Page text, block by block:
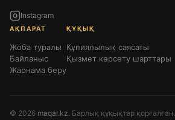
Instagram
АҚПАРАТ
Жоба туралы
Байланыс
Жарнама беру
ҚҰҚЫҚ
Құпиялылық саясаты
Қызмет көрсету шарттары
© 2026 maqal.kz. Барлық құқықтар қорғалған.